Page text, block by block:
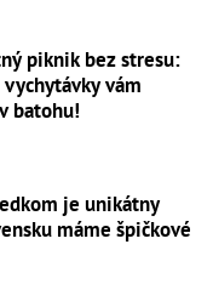
piknik bez stresu:
vám
batohu!
je unikátny
máme špičkové